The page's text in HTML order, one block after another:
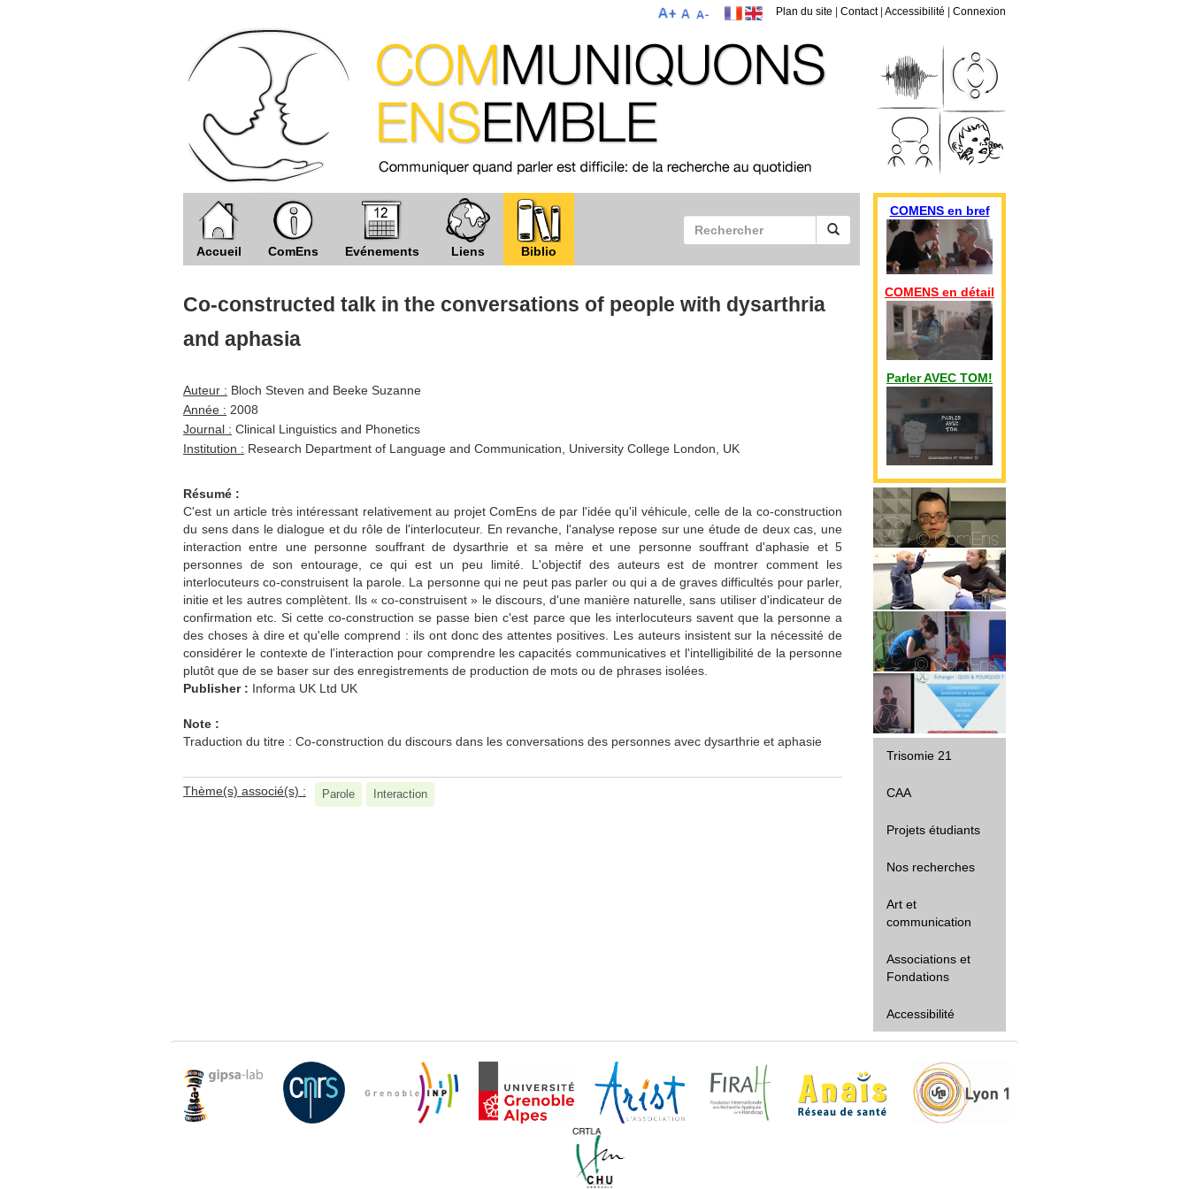
Plan du site Contact Accessibilité Connexion
Accueil ComEns Evénements Liens Biblio
Co-constructed talk in the conversations of people with dysarthria
and aphasia
Auteur : Bloch Steven and Beeke Suzanne
Année : 2008
Journal : Clinical Linguistics and Phonetics
Institution : Research Department of Language and Communication, University College London, UK
Résumé :
C'est un article très intéressant relativement au projet ComEns de par l'idée qu'il véhicule, celle de la co-construction
du sens dans le dialogue et du rôle de l'interlocuteur. En revanche, l'analyse repose sur une étude de deux cas, une
interaction entre une personne souffrant de dysarthrie et sa mère et une personne souffrant d'aphasie et 5
personnes de son entourage, ce qui est un peu limité. L'objectif des auteurs est de montrer comment les
interlocuteurs co-construisent la parole. La personne qui ne peut pas parler ou qui a de graves difficultés pour parler,
initie et les autres complètent. Ils « co-construisent » le discours, d'une manière naturelle, sans utiliser d'indicateur de
confirmation etc. Si cette co-construction se passe bien c'est parce que les interlocuteurs savent que la personne a
des choses à dire et qu'elle comprend : ils ont donc des attentes positives. Les auteurs insistent sur la nécessité de
considérer le contexte de l'interaction pour comprendre les capacités communicatives et l'intelligibilité de la personne
plutôt que de se baser sur des enregistrements de production de mots ou de phrases isolées.
Publisher : Informa UK Ltd UK
Note :
Traduction du titre : Co-construction du discours dans les conversations des personnes avec dysarthrie et aphasie
Thème(s) associé(s) : Parole Interaction
COMENS en bref
COMENS en détail
Parler AVEC TOM!
Parole
Gestualité
Interaction
Diffusion
Trisomie 21
CAA
Projets étudiants
Nos recherches
Art et
communication
Associations et
Fondations
Accessibilité